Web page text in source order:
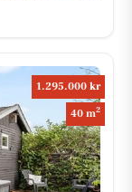
1.295.000 kr
40 m2